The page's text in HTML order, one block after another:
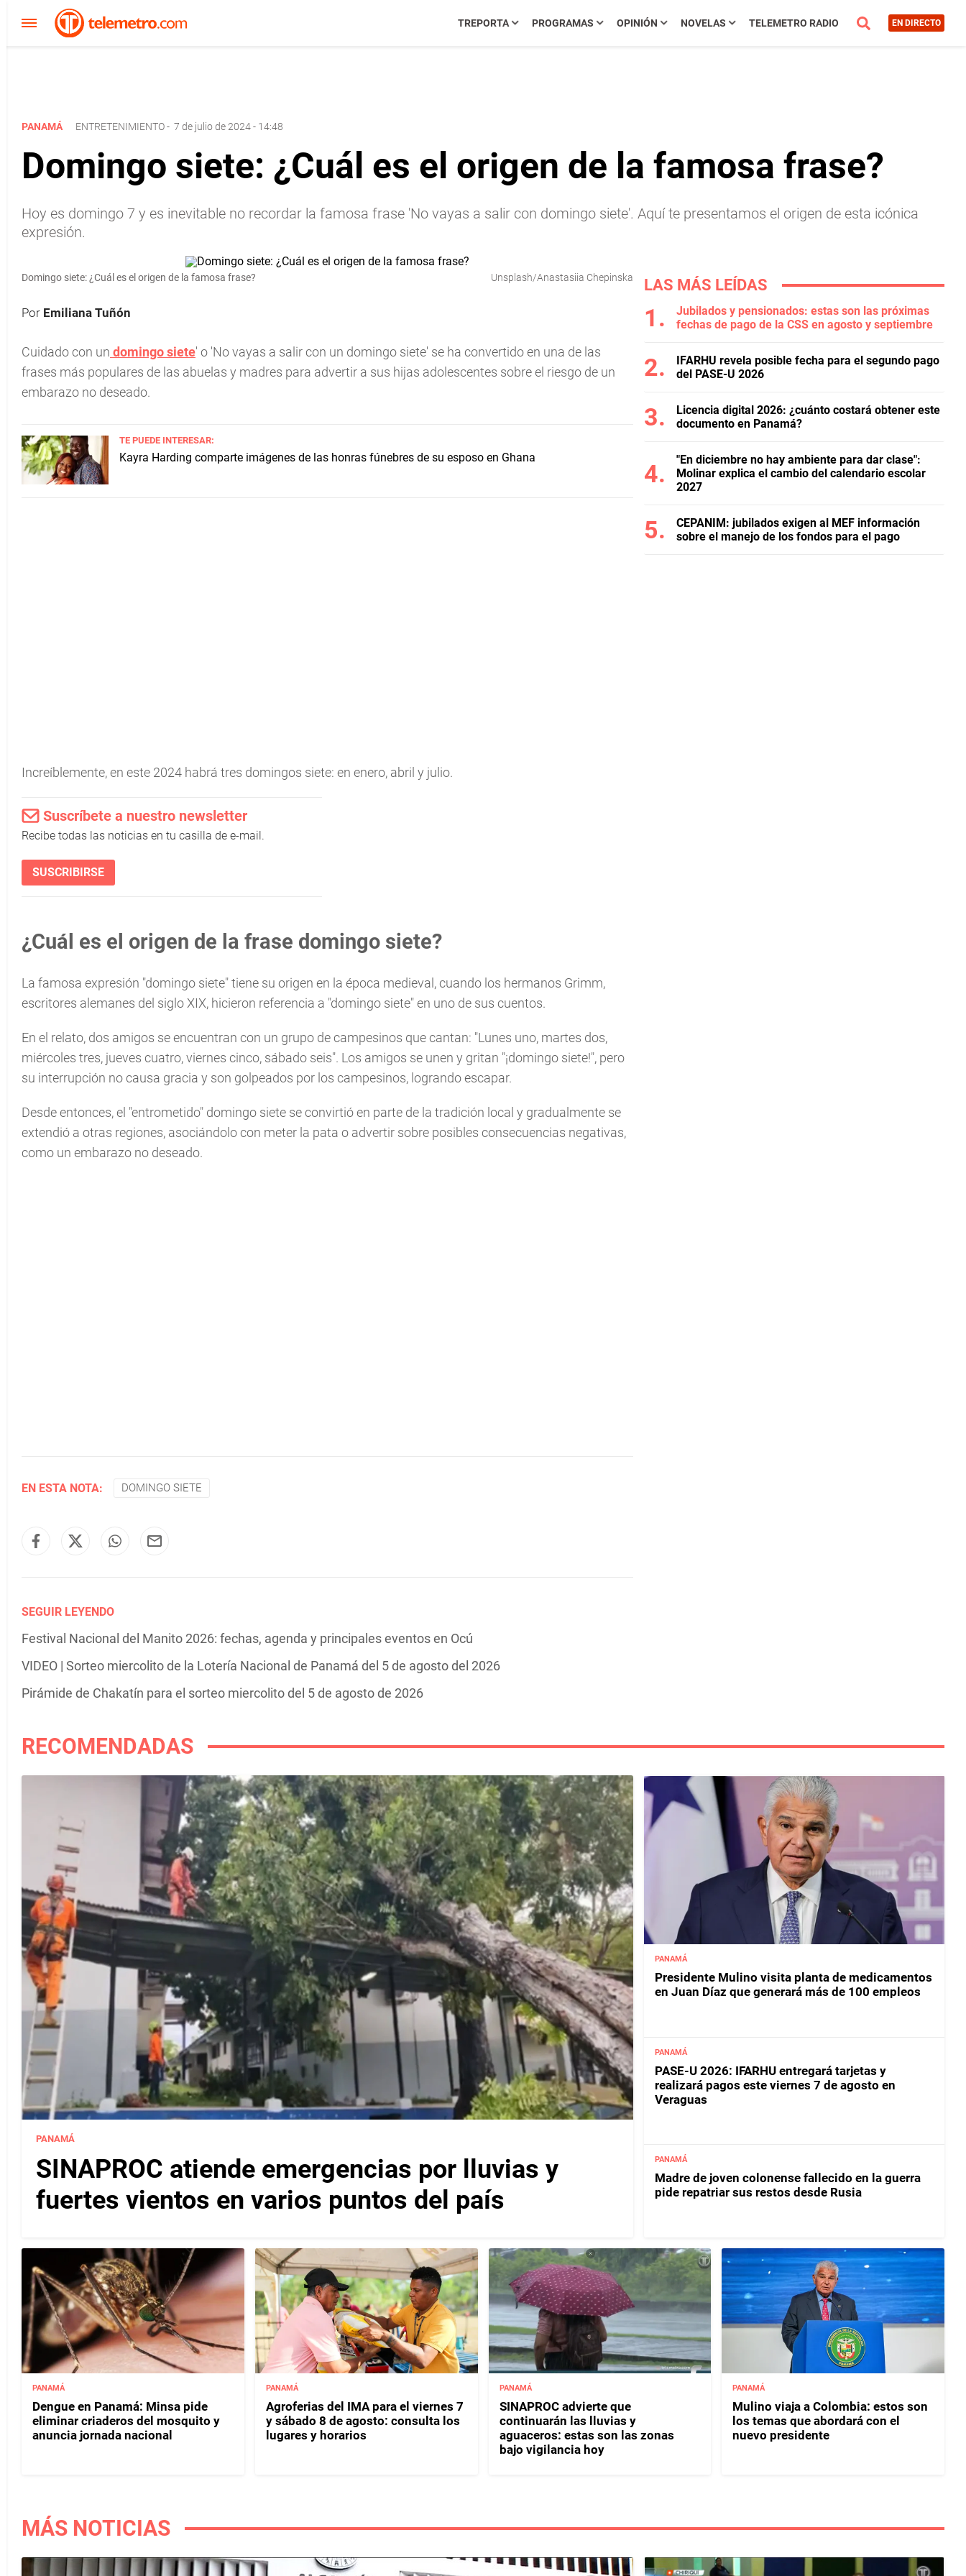
TREPORTA PROGRAMAS OPINIÓN NOVELAS TELEMETRO RADIO EN DIRECTO
PANAMÁ ENTRETENIMIENTO- 7 de julio de 2024 - 14:48
Domingo siete: ¿Cuál es el origen de la famosa frase?
Hoy es domingo 7 y es inevitable no recordar la famosa frase 'No vayas a salir con domingo siete'. Aquí te presentamos el origen de esta icónica
expresión.
Domingo siete: ¿Cuál es el origen de la famosa frase? Unsplash/Anastasiia Chepinska
Por Emiliana Tuñón
Cuidado con un domingo siete' o 'No vayas a salir con un domingo siete' se ha convertido en una de las
frases más populares de las abuelas y madres para advertir a sus hijas adolescentes sobre el riesgo de un
embarazo no deseado.
TE PUEDE INTERESAR:
Kayra Harding comparte imágenes de las honras fúnebres de su esposo en Ghana
Increíblemente, en este 2024 habrá tres domingos siete: en enero, abril y julio.
Suscríbete a nuestro newsletter
Recibe todas las noticias en tu casilla de e-mail.
SUSCRIBIRSE
¿Cuál es el origen de la frase domingo siete?
La famosa expresión "domingo siete" tiene su origen en la época medieval, cuando los hermanos Grimm,
escritores alemanes del siglo XIX, hicieron referencia a "domingo siete" en uno de sus cuentos.
En el relato, dos amigos se encuentran con un grupo de campesinos que cantan: "Lunes uno, martes dos,
miércoles tres, jueves cuatro, viernes cinco, sábado seis". Los amigos se unen y gritan "¡domingo siete!", pero
su interrupción no causa gracia y son golpeados por los campesinos, logrando escapar.
Desde entonces, el "entrometido" domingo siete se convirtió en parte de la tradición local y gradualmente se
extendió a otras regiones, asociándolo con meter la pata o advertir sobre posibles consecuencias negativas,
como un embarazo no deseado.
EN ESTA NOTA: DOMINGO SIETE
SEGUIR LEYENDO
Festival Nacional del Manito 2026: fechas, agenda y principales eventos en Ocú
VIDEO | Sorteo miercolito de la Lotería Nacional de Panamá del 5 de agosto del 2026
Pirámide de Chakatín para el sorteo miercolito del 5 de agosto de 2026
LAS MÁS LEÍDAS
Jubilados y pensionados: estas son las próximas
fechas de pago de la CSS en agosto y septiembre
IFARHU revela posible fecha para el segundo pago
del PASE-U 2026
Licencia digital 2026: ¿cuánto costará obtener este
documento en Panamá?
"En diciembre no hay ambiente para dar clase":
Molinar explica el cambio del calendario escolar
2027
CEPANIM: jubilados exigen al MEF información
sobre el manejo de los fondos para el pago
RECOMENDADAS
PANAMÁ
SINAPROC atiende emergencias por lluvias y
fuertes vientos en varios puntos del país
PANAMÁ
Presidente Mulino visita planta de medicamentos
en Juan Díaz que generará más de 100 empleos
PANAMÁ
PASE-U 2026: IFARHU entregará tarjetas y
realizará pagos este viernes 7 de agosto en
Veraguas
PANAMÁ
Madre de joven colonense fallecido en la guerra
pide repatriar sus restos desde Rusia
PANAMÁ
Dengue en Panamá: Minsa pide
eliminar criaderos del mosquito y
anuncia jornada nacional
PANAMÁ
Agroferias del IMA para el viernes 7
y sábado 8 de agosto: consulta los
lugares y horarios
PANAMÁ
SINAPROC advierte que
continuarán las lluvias y
aguaceros: estas son las zonas
bajo vigilancia hoy
PANAMÁ
Mulino viaja a Colombia: estos son
los temas que abordará con el
nuevo presidente
MÁS NOTICIAS